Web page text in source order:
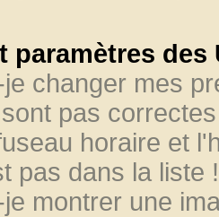
paramètres
changer mes
pas
horaire et
pas dans la liste !
montrer une